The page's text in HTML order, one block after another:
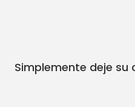
Simplemente deje